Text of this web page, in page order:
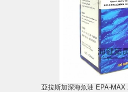
亞拉斯加深海魚油 EPA-